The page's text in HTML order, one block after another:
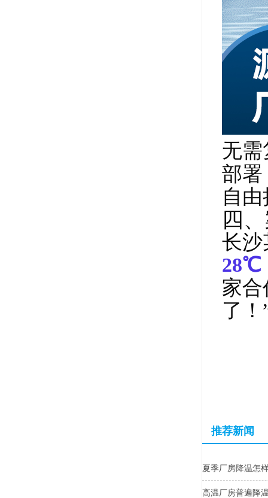
无需
部署
自
四
长沙
28℃
家合
了！
推荐新闻
夏季厂房降温怎
高温厂房普遍降